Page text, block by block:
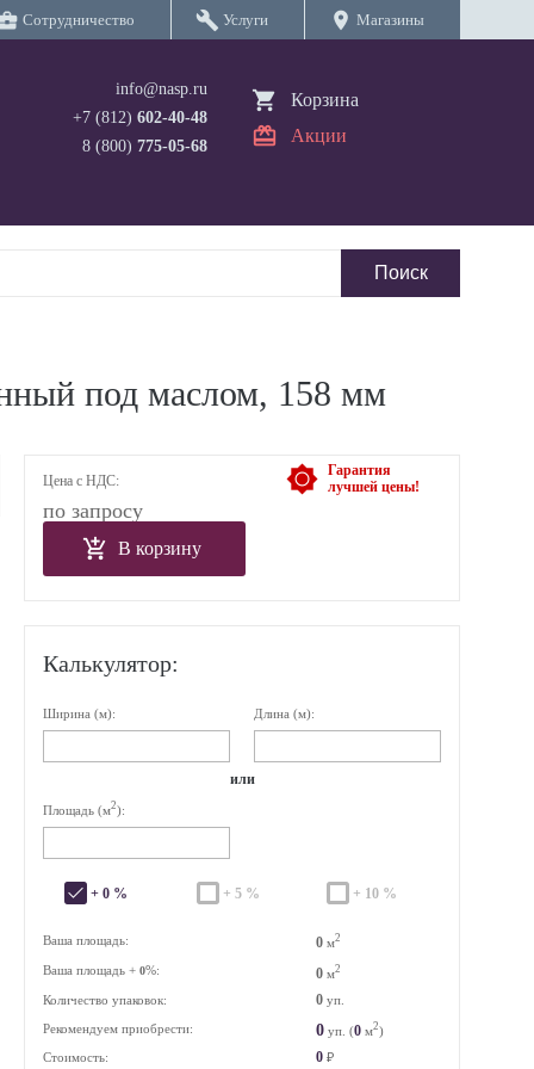
Сотрудничество build Услуги location_on Магазины
info@nasp.ru
+7 (812) 602-40-48
8 (800) 775-05-68
Корзина
Акции
под маслом, 158 мм
Гарантия
лучшей цены!
Цена с НДС:
по запросу
В корзину
Калькулятор:
Ширина (м): Длина (м):
или
Площадь (м2):
+ 0 % + 5 % + 10 %
Ваша площадь: 0 м2
Ваша площадь + 0%: 0 м2
Количество упаковок: 0 уп.
Рекомендуем приобрести:
0 уп. (0 м2)
Стоимость:
0 ₽